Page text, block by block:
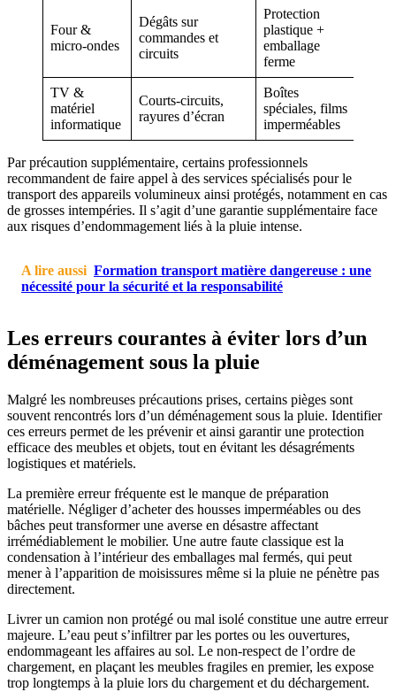
Four &
micro-ondes
Dégâts sur
commandes et
circuits
Protection
plastique +
emballage
ferme
TV &
matériel
informatique
Courts-circuits,
rayures d’écran
Boîtes
spéciales, films
imperméables
Par précaution supplémentaire, certains professionnels
recommandent de faire appel à des services spécialisés pour le
transport des appareils volumineux ainsi protégés, notamment en cas
de grosses intempéries. Il s’agit d’une garantie supplémentaire face
aux risques d’endommagement liés à la pluie intense.
A lire aussi Formation transport matière dangereuse : une
nécessité pour la sécurité et la responsabilité
Les erreurs courantes à éviter lors d’un
déménagement sous la pluie
Malgré les nombreuses précautions prises, certains pièges sont
souvent rencontrés lors d’un déménagement sous la pluie. Identifier
ces erreurs permet de les prévenir et ainsi garantir une protection
efficace des meubles et objets, tout en évitant les désagréments
logistiques et matériels.
La première erreur fréquente est le manque de préparation
matérielle. Négliger d’acheter des housses imperméables ou des
bâches peut transformer une averse en désastre affectant
irrémédiablement le mobilier. Une autre faute classique est la
condensation à l’intérieur des emballages mal fermés, qui peut
mener à l’apparition de moisissures même si la pluie ne pénètre pas
directement.
Livrer un camion non protégé ou mal isolé constitue une autre erreur
majeure. L’eau peut s’infiltrer par les portes ou les ouvertures,
endommageant les affaires au sol. Le non-respect de l’ordre de
chargement, en plaçant les meubles fragiles en premier, les expose
trop longtemps à la pluie lors du chargement et du déchargement.